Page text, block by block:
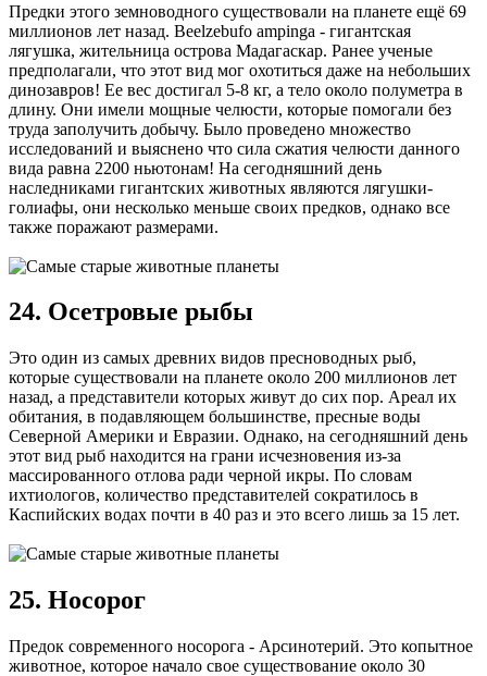
Предки этого земноводного существовали на планете ещё 69
миллионов лет назад. Beelzebufo ampinga - гигантская
лягушка, жительница острова Мадагаскар. Ранее ученые
предполагали, что этот вид мог охотиться даже на небольших
динозавров! Ее вес достигал 5-8 кг, а тело около полуметра в
длину. Они имели мощные челюсти, которые помогали без
труда заполучить добычу. Было проведено множество
исследований и выяснено что сила сжатия челюсти данного
вида равна 2200 ньютонам! На сегодняшний день
наследниками гигантских животных являются лягушки-
голиафы, они несколько меньше своих предков, однако все
также поражают размерами.
24. Осетровые рыбы
Это один из самых древних видов пресноводных рыб,
которые существовали на планете около 200 миллионов лет
назад, а представители которых живут до сих пор. Ареал их
обитания, в подавляющем большинстве, пресные воды
Северной Америки и Евразии. Однако, на сегодняшний день
этот вид рыб находится на грани исчезновения из-за
массированного отлова ради черной икры. По словам
ихтиологов, количество представителей сократилось в
Каспийских водах почти в 40 раз и это всего лишь за 15 лет.
25. Носорог
Предок современного носорога - Арсинотерий. Это копытное
животное, которое начало свое существование около 30